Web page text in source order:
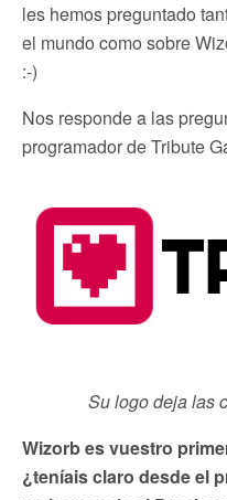
les hemos preguntado
el mundo como sobre
:-)
Nos responde a las
programador de Tribute
Su logo deja las
Wizorb es vuestro
¿teníais claro desde el